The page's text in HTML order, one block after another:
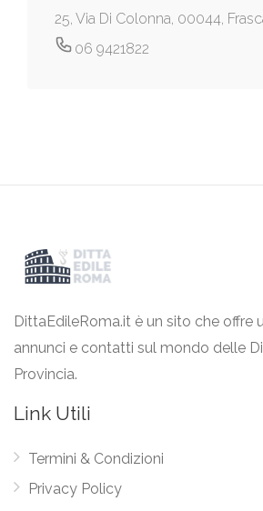
25, Via Di Colonna, 00044,
06 9421822
DittaEdileRoma.it è un sito che offre
annunci e contatti sul mondo delle
Provincia.
Link Utili
Termini & Condizioni
Privacy Policy